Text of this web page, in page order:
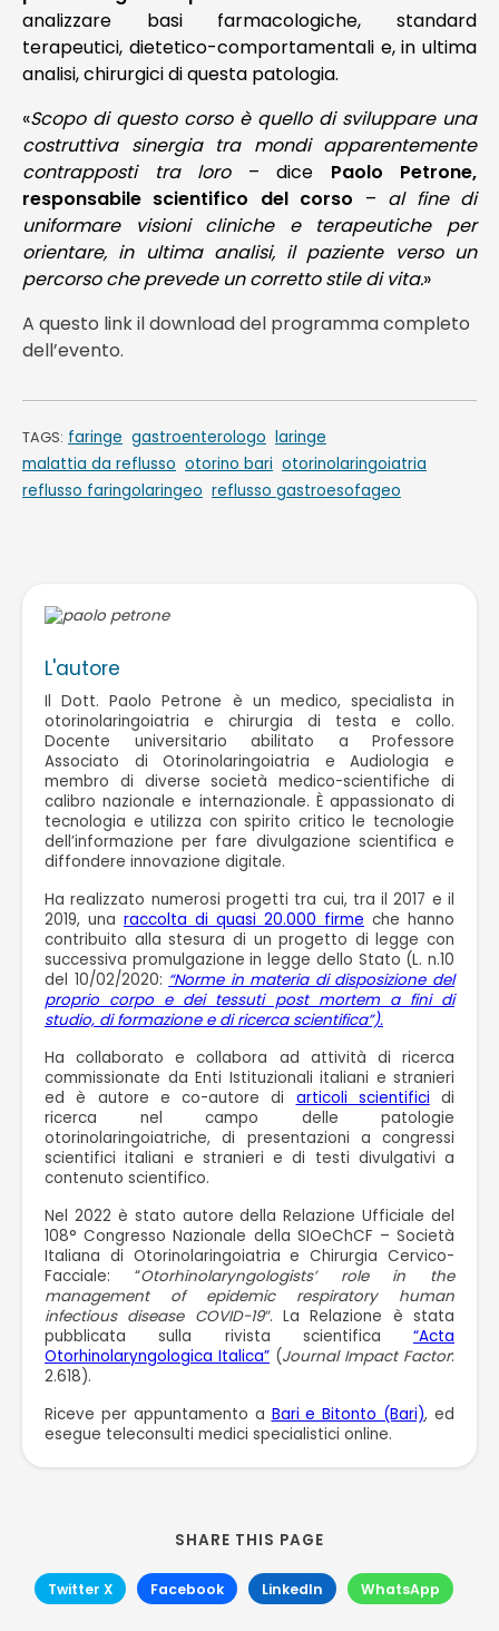
analizzare basi farmacologiche, standard
terapeutici, dietetico-comportamentali e, in ultima
analisi, chirurgici di questa patologia.
«Scopo di questo corso è quello di sviluppare una
costruttiva sinergia tra mondi apparentemente
contrapposti tra loro– dice Paolo Petrone,
responsabile scientifico del corso – al fine di
uniformare visioni cliniche e terapeutiche per
orientare, in ultima analisi, il paziente verso un
percorso che prevede un corretto stile di vita.»
A questo link il download del programma completo
dell’evento.
TAGS: faringe gastroenterologo laringe
malattia da reflusso otorino bari otorinolaringoiatria
reflusso faringolaringeo reflusso gastroesofageo
L'autore
Il Dott. Paolo Petrone è un medico, specialista in
otorinolaringoiatria e chirurgia di testa e collo.
Docente universitario abilitato a Professore
Associato di Otorinolaringoiatria e Audiologia e
membro di diverse società medico-scientifiche di
calibro nazionale e internazionale. È appassionato di
tecnologia e utilizza con spirito critico le tecnologie
dell’informazione per fare divulgazione scientifica e
diffondere innovazione digitale.
Ha realizzato numerosi progetti tra cui, tra il 2017 e il
2019, una raccolta di quasi 20.000 firme che hanno
contribuito alla stesura di un progetto di legge con
successiva promulgazione in legge dello Stato (L. n.10
del 10/02/2020: “Norme in materia di disposizione del
proprio corpo e dei tessuti post mortem a fini di
studio, di formazione e di ricerca scientifica”).
Ha collaborato e collabora ad attività di ricerca
commissionate da Enti Istituzionali italiani e stranieri
ed è autore e co-autore di articoli scientifici di
ricerca nel campo delle patologie
otorinolaringoiatriche, di presentazioni a congressi
scientifici italiani e stranieri e di testi divulgativi a
contenuto scientifico.
Nel 2022 è stato autore della Relazione Ufficiale del
108° Congresso Nazionale della SIOeChCF – Società
Italiana di Otorinolaringoiatria e Chirurgia Cervico-
Facciale: “Otorhinolaryngologists’ role in the
management of epidemic respiratory human
infectious disease COVID-19″. La Relazione è stata
pubblicata sulla rivista scientifica “Acta
Otorhinolaryngologica Italica” (Journal Impact Factor:
2.618).
Riceve per appuntamento a Bari e Bitonto (Bari), ed
esegue teleconsulti medici specialistici online.
SHARE THIS PAGE
Twitter X Facebook LinkedIn WhatsApp